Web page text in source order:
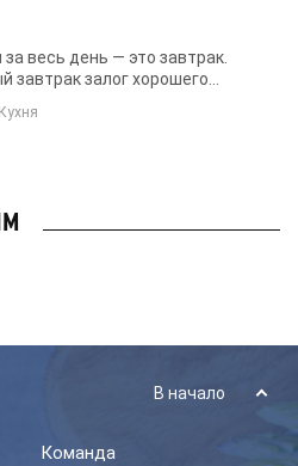
весь день — это завтрак.
завтрак залог хорошего
не хватает ...
В начало
Команда